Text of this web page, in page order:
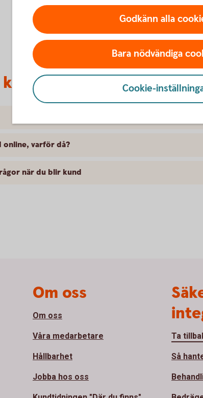
Anmäl
online, varför då?
när du blir kund
Godkänn alla
Bara nödvändiga
Cookie-
Om oss
Om oss
Våra medarbetare
Hållbarhet
Jobba hos oss
Ta
Så